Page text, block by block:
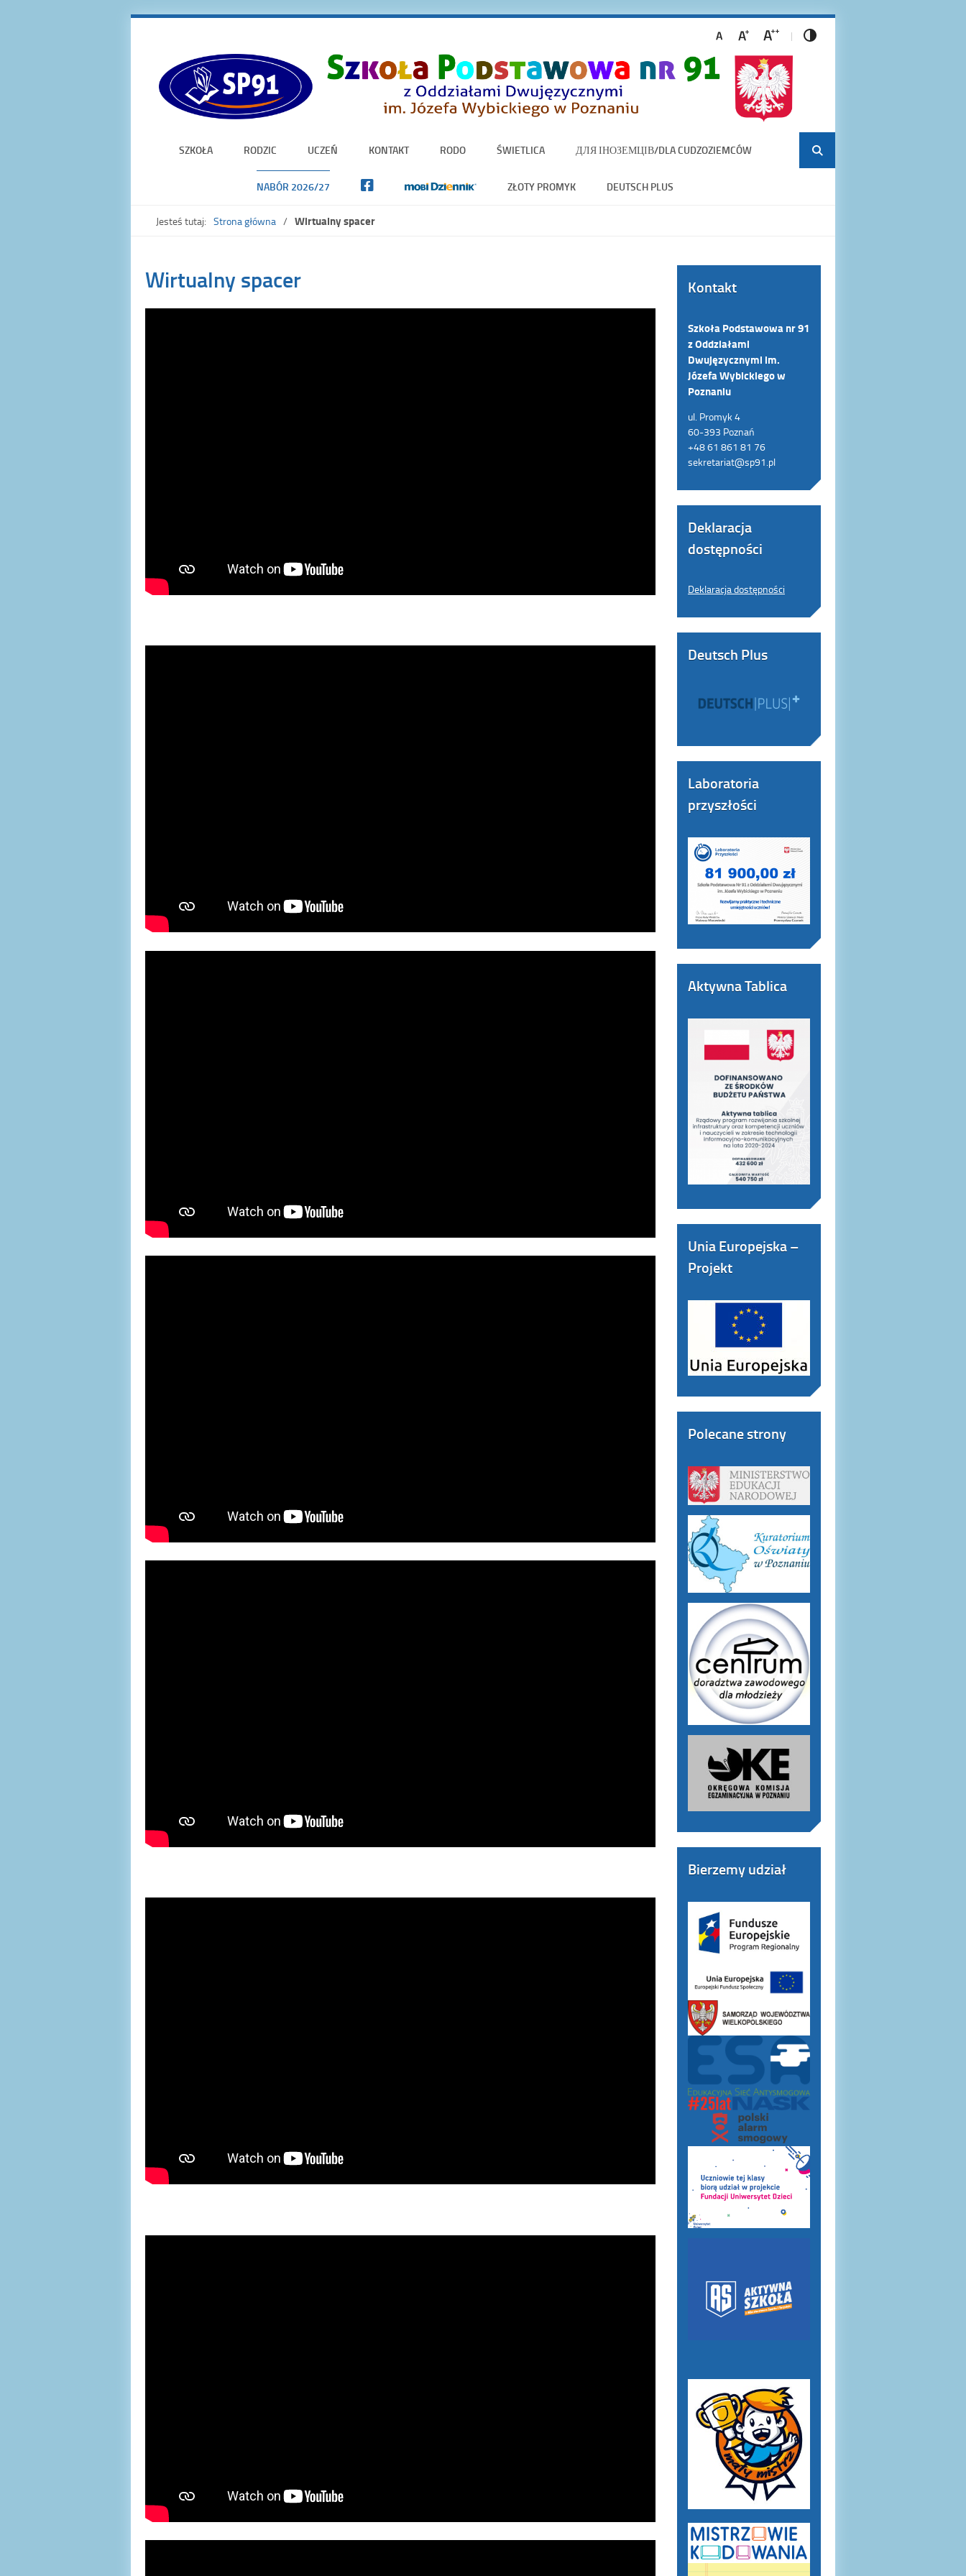
SZKOŁA RODZIC UCZEŃ KONTAKT RODO ŚWIETLICA ДЛЯ ІНОЗЕМЦІВ/DLA CUDZOZIEMCÓW
NABÓR 2026/27 ZŁOTY PROMYK DEUTSCH PLUS
Jesteś tutaj: Strona główna Wirtualny spacer
Kontakt
Szkoła Podstawowa nr 91
z Oddziałami
Dwujęzycznymi im.
Józefa Wybickiego w
Poznaniu
ul. Promyk 4
60-393 Poznań
+48 61 861 81 76
sekretariat@sp91.pl
Deklaracja
dostępności
Deklaracja dostępności
Deutsch Plus
Laboratoria
przyszłości
Aktywna Tablica
Unia Europejska –
Projekt
Polecane strony
Bierzemy udział
Wirtualny spacer